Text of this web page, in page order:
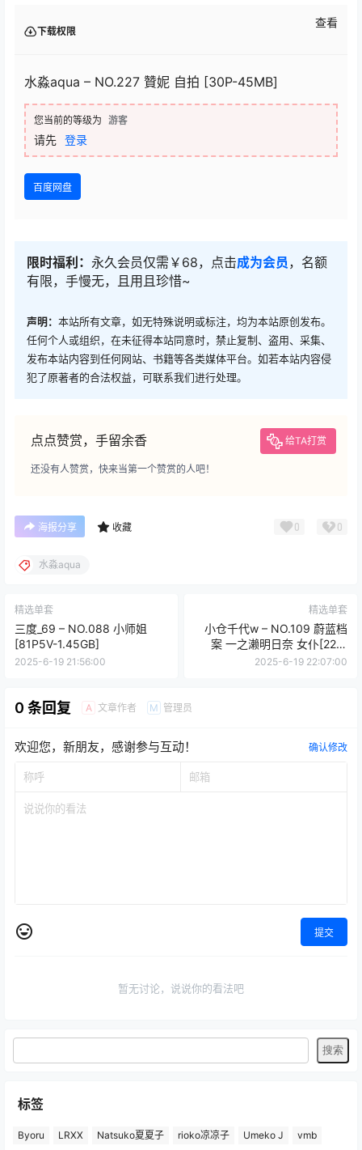
下载权限
查看
水淼aqua – NO.227 贊妮 自拍 [30P-45MB]
您当前的等级为 游客
请先 登录
百度网盘
限时福利： 永久会员仅需￥68，点击成为会员，名额
有限，手慢无，且用且珍惜~
声明： 本站所有文章，如无特殊说明或标注，均为本站原创发布。
任何个人或组织，在未征得本站同意时，禁止复制、盗用、采集、
发布本站内容到任何网站、书籍等各类媒体平台。如若本站内容侵
犯了原著者的合法权益，可联系我们进行处理。
点点赞赏，手留余香 给TA打赏
还没有人赞赏，快来当第一个赞赏的人吧！
海报分享 收藏 0 0
水淼aqua
精选单套
三度_69 – NO.088 小师姐
[81P5V-1.45GB]
2025-6-19 21:56:00
精选单套
小仓千代w – NO.109 蔚蓝档
案 一之濑明日奈 女仆[22P-
66MB]
2025-6-19 22:07:00
0 条回复 A 文章作者 M 管理员
欢迎您，新朋友，感谢参与互动！ 确认修改
提交
暂无讨论，说说你的看法吧
标签
Byoru LRXX Natsuko夏夏子 rioko凉凉子 Umeko J vmb